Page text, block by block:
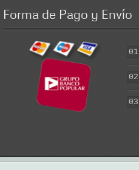
Forma de Pago y Envío
01
02
03